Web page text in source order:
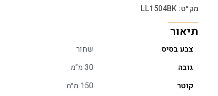
מק״ט: LL1504BK
תיאור
צבע בסיס
שחור
גובה
30 מ"מ
קוטר
150 מ״מ